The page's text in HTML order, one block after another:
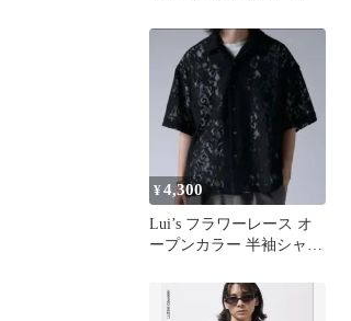
¥4,300
Lui’s フラワーレース オ
ープンカラー 半袖シャツ